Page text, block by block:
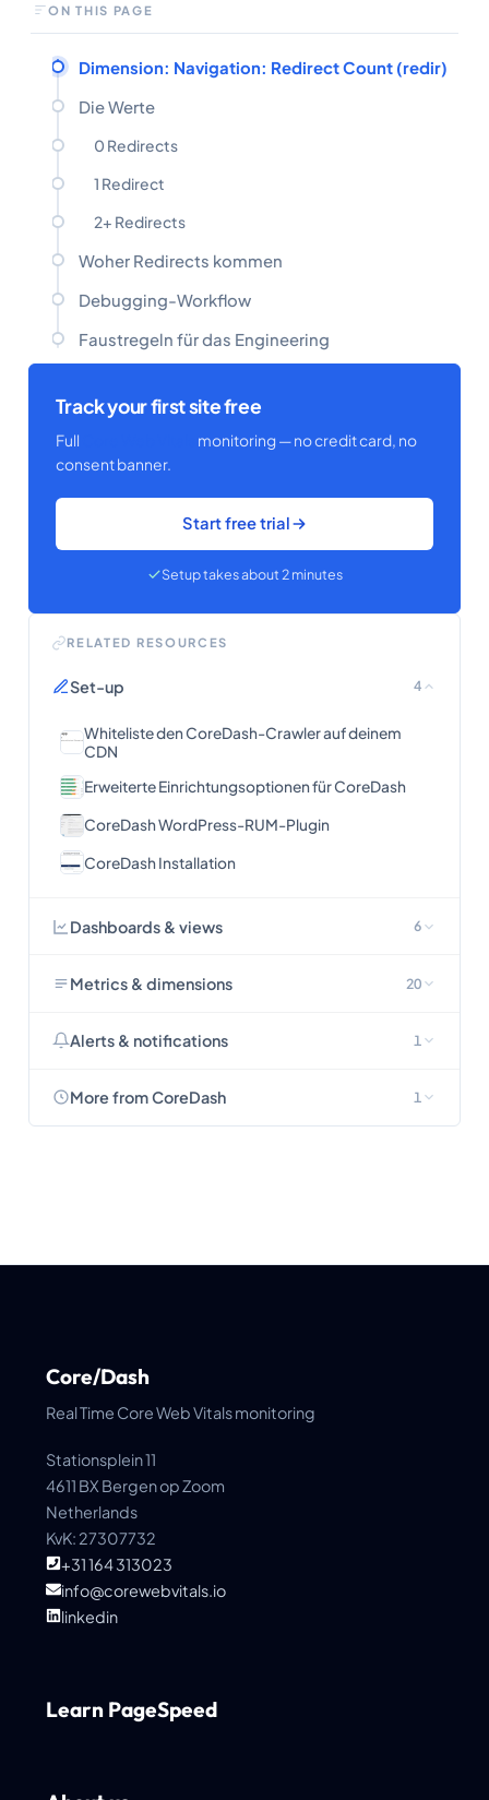
ON THIS PAGE
Dimension: Navigation: Redirect Count (redir)
Die Werte
0 Redirects
1 Redirect
2+ Redirects
Woher Redirects kommen
Debugging-Workflow
Faustregeln für das Engineering
Track your first site free
Full
monitoring — no credit card, no
consent banner.
Start free trial
Setup takes about 2 minutes
RELATED RESOURCES
Set-up 4
Whiteliste den CoreDash-Crawler auf deinem
CDN
Erweiterte Einrichtungsoptionen für CoreDash
CoreDash WordPress-RUM-Plugin
CoreDash Installation
Dashboards & views 6
Metrics & dimensions 20
Alerts & notifications 1
More from CoreDash 1
Core/Dash
Real Time Core Web Vitals monitoring
Stationsplein 11
4611 BX Bergen op Zoom
Netherlands
KvK: 27307732
+31 164 313023
info@corewebvitals.io
linkedin
Learn PageSpeed